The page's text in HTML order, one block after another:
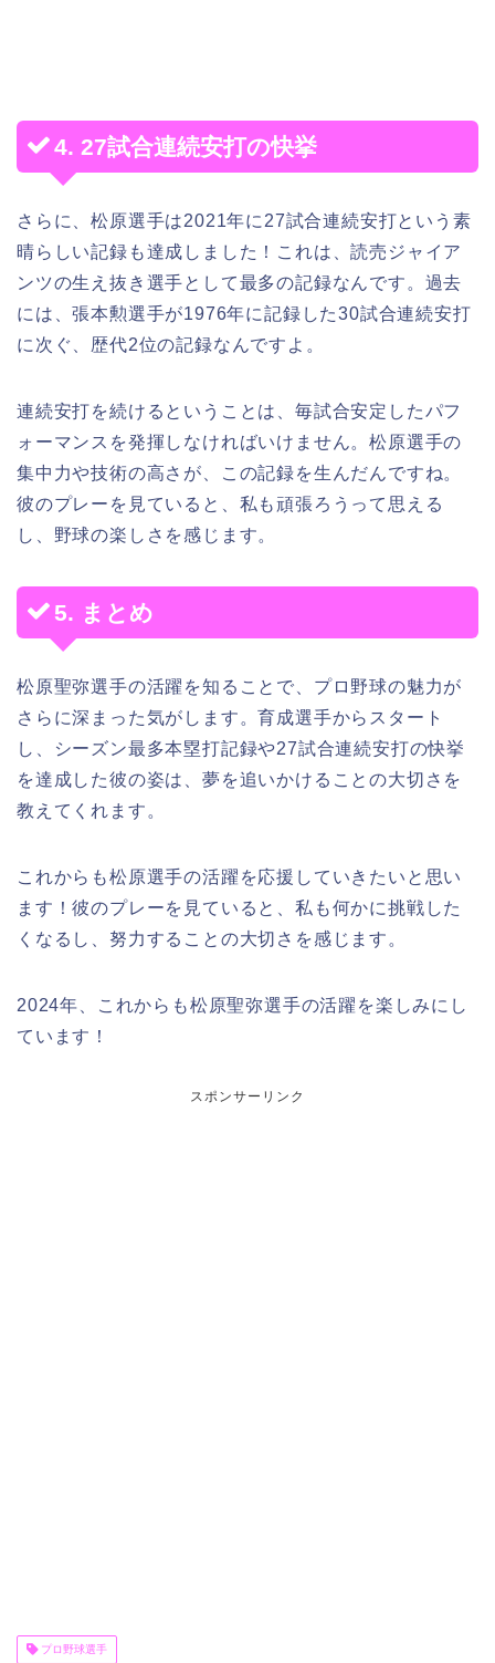
4. 27試合連続安打の快挙
さらに、松原選手は2021年に27試合連続安打という素
晴らしい記録も達成しました！これは、読売ジャイア
ンツの生え抜き選手として最多の記録なんです。過去
には、張本勲選手が1976年に記録した30試合連続安打
に次ぐ、歴代2位の記録なんですよ。
連続安打を続けるということは、毎試合安定したパフ
ォーマンスを発揮しなければいけません。松原選手の
集中力や技術の高さが、この記録を生んだんですね。
彼のプレーを見ていると、私も頑張ろうって思える
し、野球の楽しさを感じます。
5. まとめ
松原聖弥選手の活躍を知ることで、プロ野球の魅力が
さらに深まった気がします。育成選手からスタート
し、シーズン最多本塁打記録や27試合連続安打の快挙
を達成した彼の姿は、夢を追いかけることの大切さを
教えてくれます。
これからも松原選手の活躍を応援していきたいと思い
ます！彼のプレーを見ていると、私も何かに挑戦した
くなるし、努力することの大切さを感じます。
2024年、これからも松原聖弥選手の活躍を楽しみにし
ています！
スポンサーリンク
プロ野球選手